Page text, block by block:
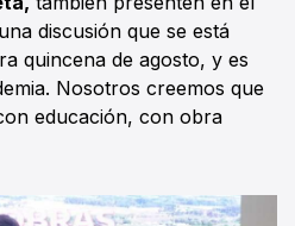
discusión que se está
quincena de agosto, y es
Nosotros creemos que
educación, con obra